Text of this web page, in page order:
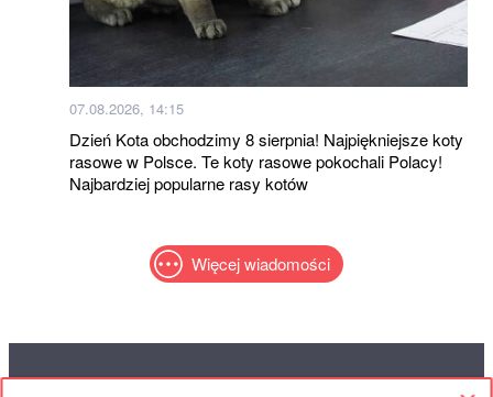
07.08.2026, 14:15
Dzień Kota obchodzimy 8 sierpnia! Najpiękniejsze koty
rasowe w Polsce. Te koty rasowe pokochali Polacy!
Najbardziej popularne rasy kotów
Więcej wiadomości
REDTRAM